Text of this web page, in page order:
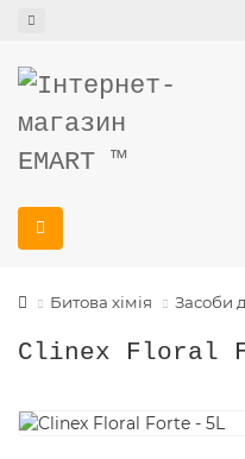
Битова хімія Засоби
Clinex Floral